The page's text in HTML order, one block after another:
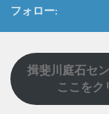
フォロー:
揖斐川庭石セ
ここをク